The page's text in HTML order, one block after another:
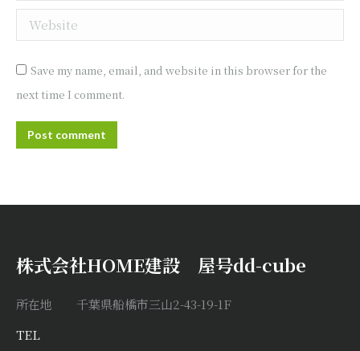
Website
Save my name, email, and website in this browser for the
next time I comment.
Post comment
株式会社HOME建設 屋号dd-cube
所在地 千葉県船橋市三山2-43-19-1F
TEL